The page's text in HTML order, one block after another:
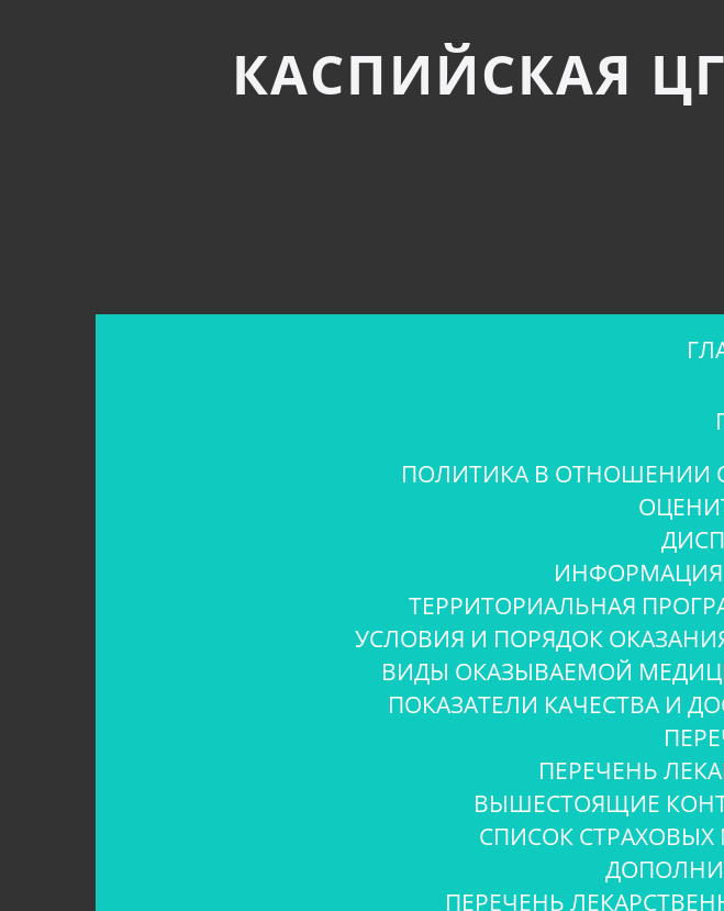
КАСПИЙСКАЯ
ПОЛИТИКА В ОТНОШЕНИИ
ИНФОРМАЦИЯ
ТЕРРИТОРИАЛЬНАЯ
УСЛОВИЯ И ПОРЯДОК
ВИДЫ ОКАЗЫВАЕМОЙ
ПОКАЗАТЕЛИ КАЧЕСТВА И
ПЕРЕЧЕНЬ
ВЫШЕСТОЯЩИЕ
СПИСОК
ПЕРЕЧЕНЬ